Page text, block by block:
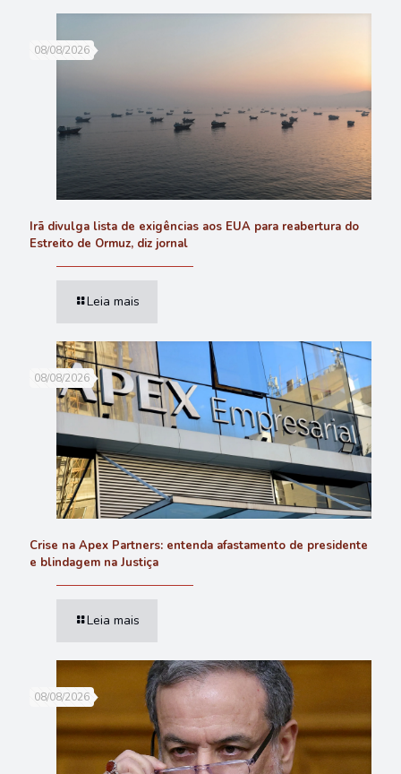
08/08/2026
Irã divulga lista de exigências aos EUA para reabertura do
Estreito de Ormuz, diz jornal
Leia mais
08/08/2026
Crise na Apex Partners: entenda afastamento de presidente
e blindagem na Justiça
Leia mais
08/08/2026